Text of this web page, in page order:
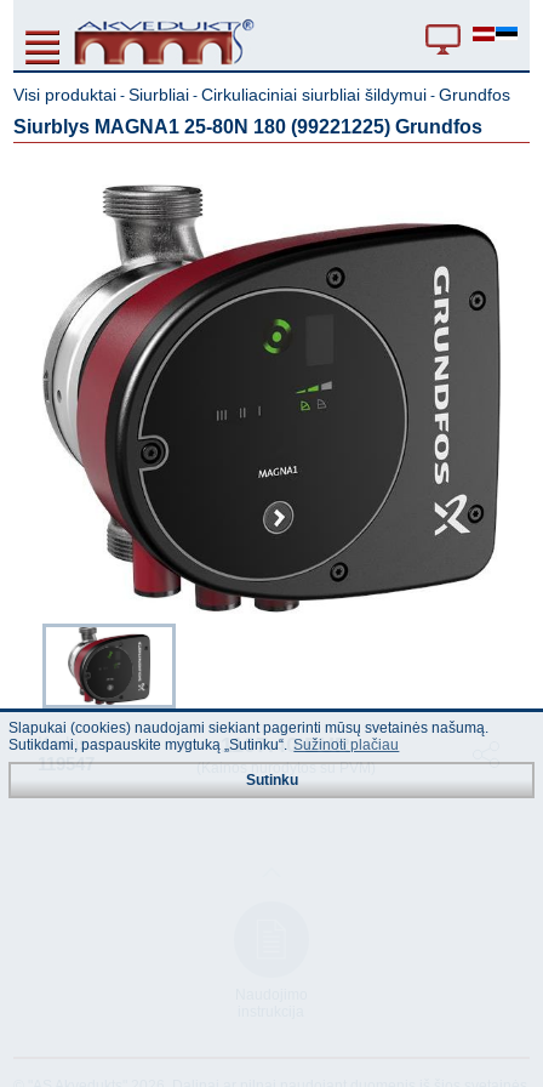
Visi produktai -Siurbliai -Cirkuliaciniai siurbliai šildymui -Grundfos
Siurblys MAGNA1 25-80N 180 (99221225) Grundfos
Kodas :
119547
1107.40 EUR
(Kainos nurodytos su PVM)
Slapukai (cookies) naudojami siekiant pagerinti mūsų svetainės našumą.
Sutikdami, paspauskite mygtuką „Sutinku“. Sužinoti plačiau
Sutinku